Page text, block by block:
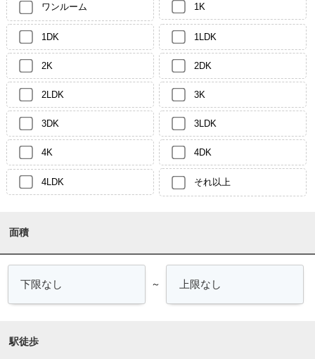
ワンルーム 1K
1DK 1LDK
2K 2DK
2LDK 3K
3DK 3LDK
4K 4DK
4LDK それ以上
面積
～
駅徒歩